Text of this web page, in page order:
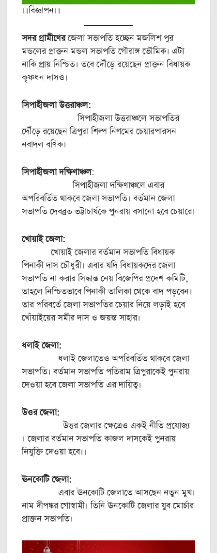
।।বিজ্ঞাপন।।
সদর গ্রামীণেরজেলা সভাপতি হচ্ছেন মজলিশ পুর
মন্ডলের প্রাক্তন মন্ডল সভাপতি গৌরাঙ্গ ভৌমিক। এটা
নাকি প্রায় নিশ্চিত। তবে দৌঁড়ে রয়েছেন প্রাক্তন বিধায়ক
কৃষ্ণধন দাসও।
সিপাহীজলা উত্তরাঞ্চল:
সিপাহীজলা উত্তরাঞ্চলে সভাপতির
দৌঁড়ে রয়েছেন ত্রিপুরা শিল্প নিগমের চেয়ারপারসন
নবাদল বণিক।
সিপাহীজলা দক্ষিণাঞ্চল:
সিপাহীজলা দক্ষিণাঞ্চলে এবার
অপরিবর্তিত থাকবে জেলা সভাপতি। বর্তমান জেলা
সভাপতি দেবব্রত ভট্টাচার্যকে পুনরায় বসানো হবে চেয়ারে।
খোয়াই জেলা:
খোয়াই জেলার বর্তমান সভাপতি বিধায়ক
পিনাকী দাস চৌধুরী। এবার যদি বিধায়কদের জেলা
সভাপতি না করার সিদ্ধান্ত নেয় বিজেপির প্রদেশ কমিটি,
তাহলে নিশ্চিতভাবে পিনাকী তালিকা থেকে বাদ পড়বেন।
তার পরিবর্তে জেলা সভাপতির চেয়ার নিয়ে লড়াই হবে
খোঁয়াইয়ের সমীর দাস ও জয়ন্ত সাহার।
ধলাই জেলা:
ধলাই জেলাতেও অপরিবর্তিত থাকবে জেলা
সভাপতি। বর্তমান সভাপতি পতিরাম ত্রিপুরাকেই পুনরায়
দেওয়া হবে জেলা সভাপতি এর দায়িত্ব।
উওর জেলা:
উত্তর জেলার ক্ষেত্রেও একই নীতি প্রযোজ্য
। জেলার বর্তমান সভাপতি কাজল দাসকেই পুনরায়
নিযুক্তি দেওয়া হবে।।
ঊনকোটি জেলা:
এবার ঊনকোটি জেলাতে আসছেন নতুন মুখ।
নাম দীপঙ্কর গোস্বামী। তিনি ঊনকোটি জেলার যুব মোর্চার
প্রাক্তন সভাপতি।